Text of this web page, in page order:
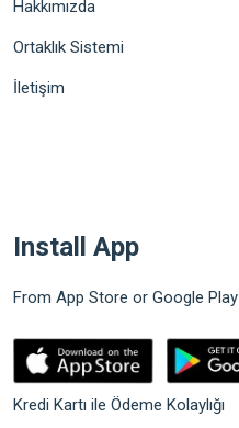
Hakkımızda
Ortaklık Sistemi
İletişim
Install App
From App Store or Google Play
Kredi Kartı ile Ödeme Kolaylığı